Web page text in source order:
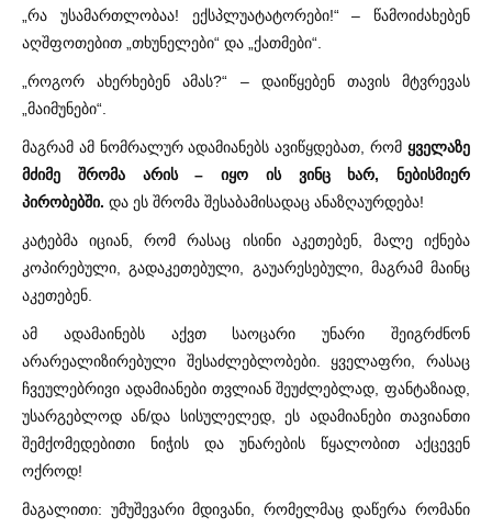
„რა უსამართლობაა! ექსპლუატატორები!“ – წამოიძახებენ
აღშფოთებით „თხუნელები“ და „ქათმები“.
„როგორ ახერხებენ ამას?“ – დაიწყებენ თავის მტვრევას
„მაიმუნები“.
მაგრამ ამ ნომრალურ ადამიანებს ავიწყდებათ, რომ ყველაზე
მძიმე შრომა არის – იყო ის ვინც ხარ, ნებისმიერ
პირობებში. და ეს შრომა შესაბამისადაც ანაზღაურდება!
კატებმა იციან, რომ რასაც ისინი აკეთებენ, მალე იქნება
კოპირებული, გადაკეთებული, გაუარესებული, მაგრამ მაინც
აკეთებენ.
ამ ადამაინებს აქვთ საოცარი უნარი შეიგრძნონ
არარეალიზირებული შესაძლებლობები. ყველაფრი, რასაც
ჩვეულებრივი ადამიანები თვლიან შეუძლებლად, ფანტაზიად,
უსარგებლოდ ან/და სისულელედ, ეს ადამიანები თავიანთი
შემქომედებითი ნიჭის და უნარების წყალობით აქცევენ
ოქროდ!
მაგალითი: უმუშევარი მდივანი, რომელმაც დაწერა რომანი